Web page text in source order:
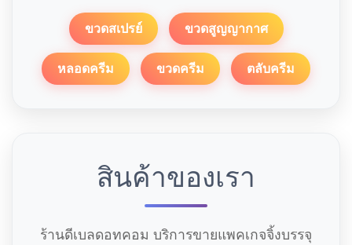
ขวดสเปรย์ ขวดสูญญากาศ
หลอดครีม ขวดครีม ตลับครีม
สินค้าของเรา
ร้านดีเบลดอทคอม บริการขายแพคเกจจิ้งบรรจุ